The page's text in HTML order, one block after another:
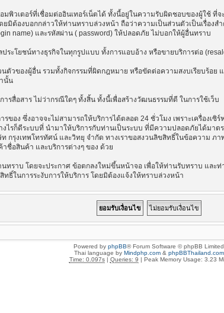
พิวเตอร์ที่เชื่อมต่ออินเทอร์เน็ตได้ ทั้งนี้อยู่ในความรับผิดชอบของผู้ใช้
มิต้องบอกกล่าวให้ท่านทราบล่วงหน้า ถือว่าความเป็นส่วนตัวเป็นเรื่อ
name) และรหัสผ่าน ( password) ให้ปลอดภัย ไม่บอกให้ผู้อื่นทราบ
ประโยชน์ทางธุรกิจในทุกรูปแบบ ทั้งการแอบอ้าง หรือขายบริการต่อ
ตัวของผู้อื่น รวมทั้งกิจกรรมที่ผิดกฎหมาย หรือขัดต่อความสงบเรียบร้อ
นั้น
สื่อสาร ไม่ว่ากรณีใดๆ ทั้งสิ้น ทั้งนี้เพื่อสร้างวัฒนธรรมที่ดี ในการใช้เว็บ
ของ ซึ่งอาจจะไม่สามารถให้บริการได้ตลอด 24 ชั่วโมง เพราะเครื่องเ
ไรก็ดีระบบที่ นำมาให้บริการกับท่านเป็นระบบ ที่มีความปลอดภัยได้มา
รุงเทพโทรทัศน์ และวิทยุ จำกัด ทางเราขอสงวนลิขสิทธิ์ในข้อความ ภ
ชื่อสินค้า และบริการต่างๆ ของ ด้วย
ทราบ โดยจะประกาศ ข้อตกลงใหม่ขึ้นหน้าจอ เพื่อให้ท่านรับทราบ แล
ธิ์ในการระงับการให้บริการ โดยมิต้องแจ้งให้ทราบล่วงหน้า
Powered by phpBB® Forum Software © phpBB Limited
Thai language by Mindphp.com& phpBBThailand.com
Time: 0.097s| Queries: 9 | Peak Memory Usage: 3.23